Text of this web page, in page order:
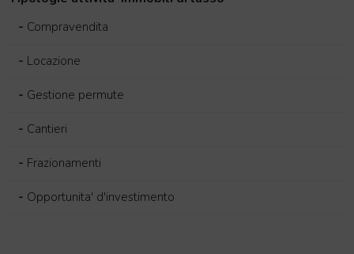
- Compravendita
- Locazione
- Gestione permute
- Cantieri
- Frazionamenti
- Opportunita' d'investimento